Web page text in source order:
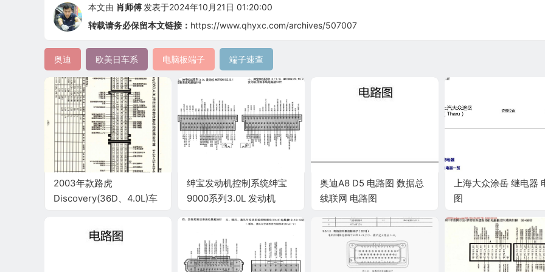
本文由 肖师傅 发表于2024年10月21日 01:20:00
转载请务必保留本文链接： https://www.qhyxc.com/archives/507007
奥迪 欧美日车系 电脑板端子 端子速查
2003年款路虎
Discovery(36D、4.0L)车
针脚9+24+52+40+9针 端
绅宝发动机控制系统绅宝
9000系列3.0L 发动机
奥迪A8 D5 电路图 数据总
线联网 电路图
上海大众涂岳 继电器
图